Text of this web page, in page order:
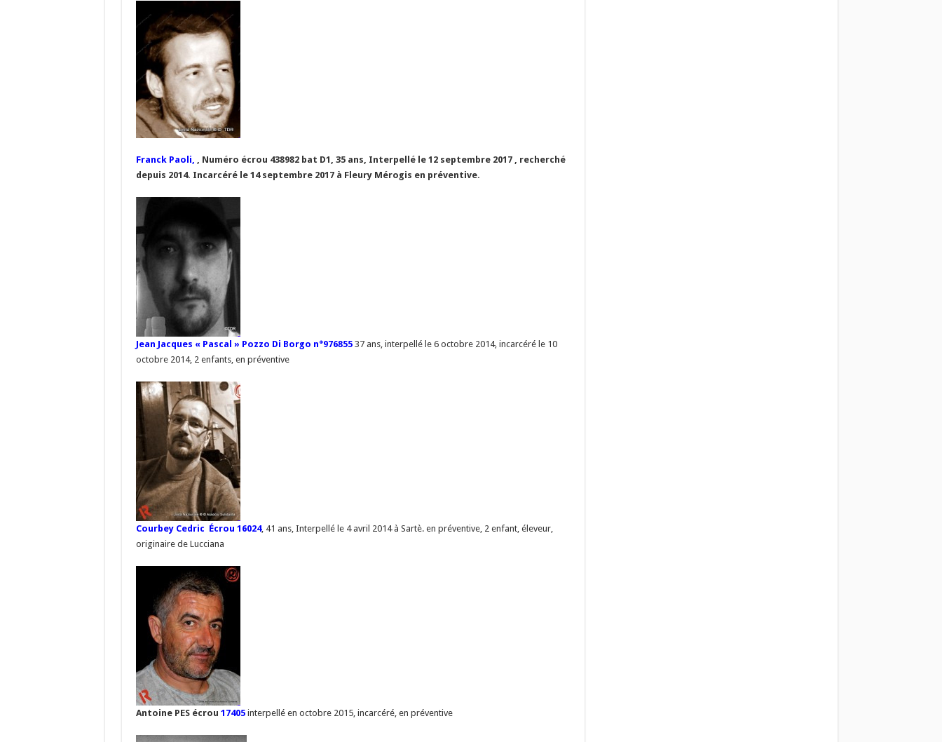
Franck Paoli,
, Numéro écrou 438982 bat D1, 35 ans, Interpellé le 12 septembre 2017 , recherché
depuis 2014. Incarcéré le 14 septembre 2017 à Fleury Mérogis en préventive.
Jean Jacques « Pascal » Pozzo Di Borgo n°976855 37 ans, interpellé le 6 octobre 2014, incarcéré le 10
octobre 2014, 2 enfants, en préventive
Courbey Cedric Écrou 16024, 41 ans, Interpellé le 4 avril 2014 à Sartè. en préventive, 2 enfant, éleveur,
originaire de Lucciana
Antoine PES écrou 17405 interpellé en octobre 2015, incarcéré, en préventive